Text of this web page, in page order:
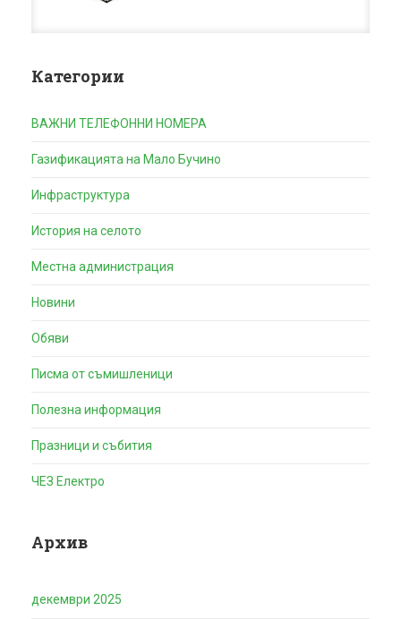
Категории
ВАЖНИ ТЕЛЕФОННИ НОМЕРА
Газификацията на Мало Бучино
Инфраструктура
История на селото
Местна администрация
Новини
Обяви
Писма от съмишленици
Полезна информация
Празници и събития
ЧЕЗ Електро
Архив
декември 2025